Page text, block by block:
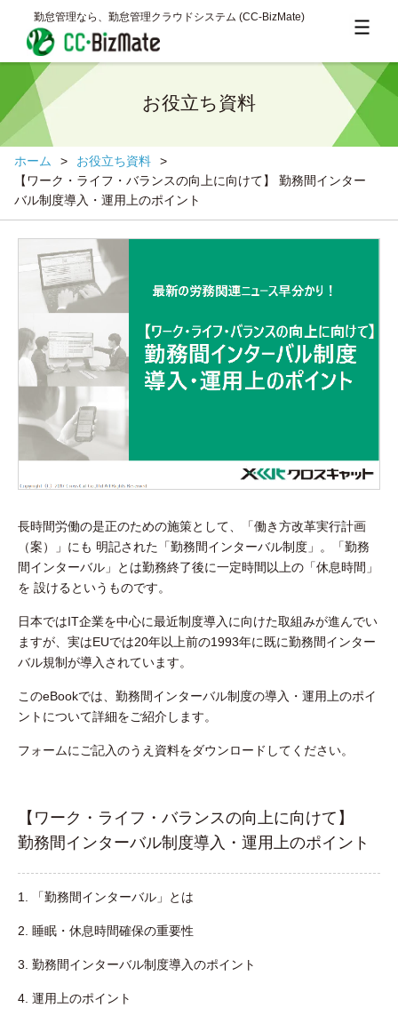
勤怠管理なら、勤怠管理クラウドシステム (CC‐BizMate)
お役立ち資料
ホーム > お役立ち資料
>
【ワーク・ライフ・バランスの向上に向けて】 勤務間インター
バル制度導入・運用上のポイント
長時間労働の是正のための施策として、「働き方改革実行計画
（案）」にも 明記された「勤務間インターバル制度」。「勤務
間インターバル」とは勤務終了後に一定時間以上の「休息時間」
を 設けるというものです。
日本ではIT企業を中心に最近制度導入に向けた取組みが進んでい
ますが、実はEUでは20年以上前の1993年に既に勤務間インター
バル規制が導入されています。
このeBookでは、勤務間インターバル制度の導入・運用上のポイ
ントについて詳細をご紹介します。
フォームにご記入のうえ資料をダウンロードしてください。
【ワーク・ライフ・バランスの向上に向けて】
勤務間インターバル制度導入・運用上のポイント
1. 「勤務間インターバル」とは
2. 睡眠・休息時間確保の重要性
3. 勤務間インターバル制度導入のポイント
4. 運用上のポイント